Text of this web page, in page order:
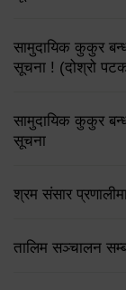
सामुदायिक कुकुर
सूचना ! (दोश्रो
सामुदायिक कुकुर
सूचना
श्रम संसार
तालिम सञ्चालन